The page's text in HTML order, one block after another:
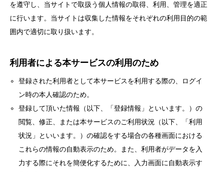
を遵守し、当サイトで取扱う個人情報の取得、利用、管理を適正
に行います。当サイトは収集した情報をそれぞれの利用目的の範
囲内で適切に取り扱います。
利用者による本サービスの利用のため
登録された利用者として本サービスを利用する際の、ログイ
ン時の本人確認のため。
登録して頂いた情報（以下、「登録情報」といいます。）の
閲覧、修正、または本サービスのご利用状況（以下、「利用
状況」といいます。）の確認をする場合の各種画面における
これらの情報の自動表示のため。また、利用者がデータを入
力する際にそれを簡便化するために、入力画面に自動表示す